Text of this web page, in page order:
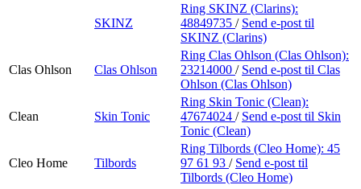
SKINZ
Ring SKINZ (Clarins):
48849735 / Send e-post til
SKINZ (Clarins)
Clas Ohlson Clas Ohlson
Ring Clas Ohlson (Clas Ohlson):
23214000 / Send e-post til Clas
Ohlson (Clas Ohlson)
Clean Skin Tonic
Ring Skin Tonic (Clean):
47674024 / Send e-post til Skin
Tonic (Clean)
Cleo Home Tilbords
Ring Tilbords (Cleo Home): 45
97 61 93 / Send e-post til
Tilbords (Cleo Home)